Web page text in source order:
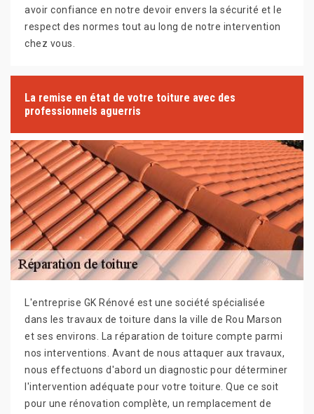
avoir confiance en notre devoir envers la sécurité et le
respect des normes tout au long de notre intervention
chez vous.
La remise en état de votre toiture avec des
professionnels aguerris
L'entreprise GK Rénové est une société spécialisée
dans les travaux de toiture dans la ville de Rou Marson
et ses environs. La réparation de toiture compte parmi
nos interventions. Avant de nous attaquer aux travaux,
nous effectuons d'abord un diagnostic pour déterminer
l'intervention adéquate pour votre toiture. Que ce soit
pour une rénovation complète, un remplacement de